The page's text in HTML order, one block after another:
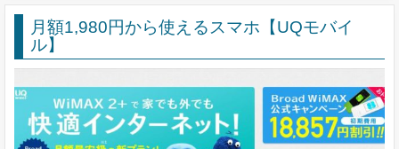
月額1,980円から使えるスマホ【UQモバイ
ル】